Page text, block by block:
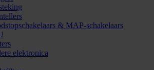
& MAP-schakelaars
elektronica